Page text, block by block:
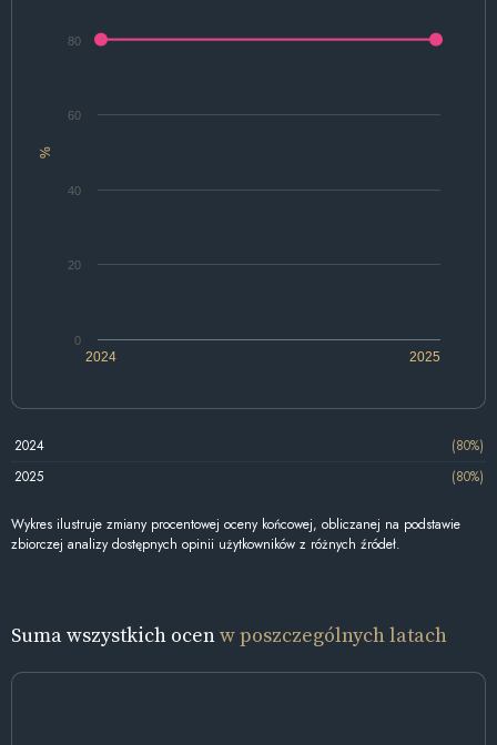
%
2024 2025
0
20
40
60
80
2024
(80%)
2025
(80%)
Wykres ilustruje zmiany procentowej oceny końcowej, obliczanej na podstawie
zbiorczej analizy dostępnych opinii użytkowników z różnych źródeł.
Suma wszystkich ocenw poszczególnych latach